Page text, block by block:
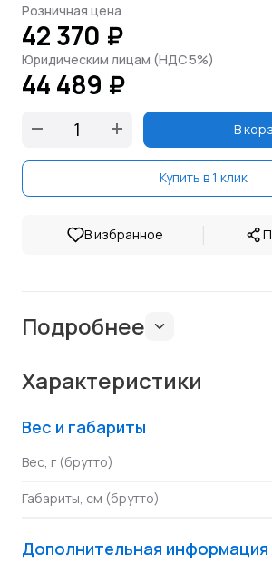
Розничная цена
42 370 ₽
Юридическим лицам (НДС 5%)
44 489 ₽
В
Купить в 1 клик
В избранное |
Подробнее
Характеристики
Вес и габариты
Вес, г (брутто)
Габариты, см (брутто)
Дополнительная информация